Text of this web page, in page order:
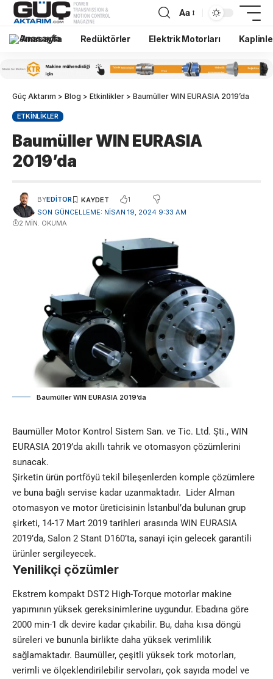
Aa
Anasayfa Redüktörler Elektrik Motorları
Güç Aktarım > Blog > Etkinlikler > Baumüller WIN EURASIA 2019’da
ETKINLIKLER
Baumüller WIN EURASIA
2019’da
SON GÜNCELLEME: NISAN 19, 2024 9:33 AM
BYEDITOR 1
2 MIN. OKUMA
Baumüller WIN EURASIA 2019’da
Baumüller Motor Kontrol Sistem San. ve Tic. Ltd. Şti., WIN
EURASIA 2019’da akıllı tahrik ve otomasyon çözümlerini
sunacak.
Şirketin ürün portföyü tekil bileşenlerden komple çözümlere
ve buna bağlı servise kadar uzanmaktadır. Lider Alman
otomasyon ve motor üreticisinin İstanbul’da bulunan grup
şirketi, 14-17 Mart 2019 tarihleri arasında WIN EURASIA
2019’da, Salon 2 Stant D160’ta, sanayi için gelecek garantili
ürünler sergileyecek.
Yenilikçi çözümler
Ekstrem kompakt DST2 High-Torque motorlar makine
yapımının yüksek gereksinimlerine uygundur. Ebadına göre
2000 min-1 dk devire kadar çıkabilir. Bu, daha kısa döngü
süreleri ve bununla birlikte daha yüksek verimlilik
sağlamaktadır. Baumüller, çeşitli yüksek tork motor ları,
verimli ve ölçeklendirilebilir servoları, çok sayıda model ve